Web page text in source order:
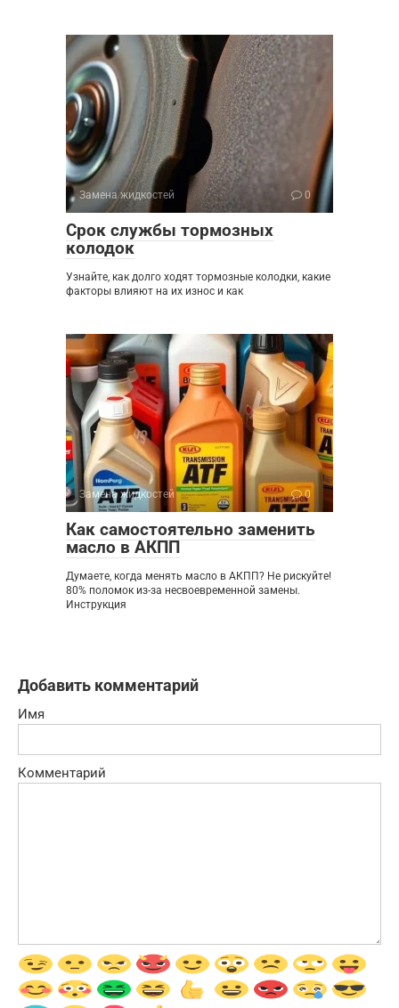
Замена жидкостей 0
Срок службы тормозных
колодок
Узнайте, как долго ходят тормозные колодки, какие
факторы влияют на их износ и как
Замена жидкостей 0
Как самостоятельно заменить
масло в АКПП
Думаете, когда менять масло в АКПП? Не рискуйте!
80% поломок из-за несвоевременной замены.
Инструкция
Добавить комментарий
Имя
Комментарий